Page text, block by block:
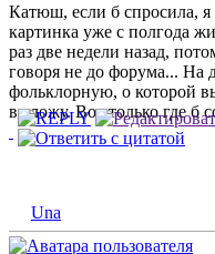
Катюш, если б спросила,
картинка уже с полгода
раз две недели назад,
говоря не до форума... На
фольклорную, о которой
выложу. Вот только где б
Una